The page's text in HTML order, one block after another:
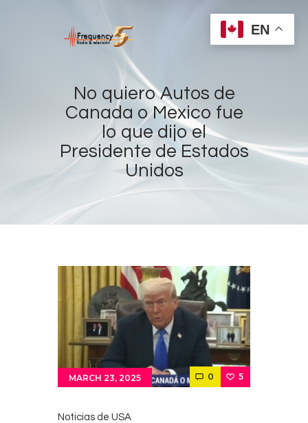
No quiero Autos de
Canada o Mexico fue
lo que dijo el
Presidente de Estados
Unidos
Radios
Shows
Sports
Events
Store
Contacts
Cine
MARCH 23, 2025 0 5
Noticias de USA
EN